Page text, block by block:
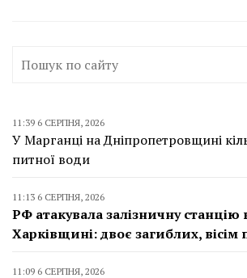
11:39 6 СЕРПНЯ, 2026
У Марганці на Дніпропетровщині
питної води
11:13 6 СЕРПНЯ, 2026
РФ атакувала залізничну станцію
Харківщині: двоє загиблих, вісім
11:09 6 СЕРПНЯ, 2026